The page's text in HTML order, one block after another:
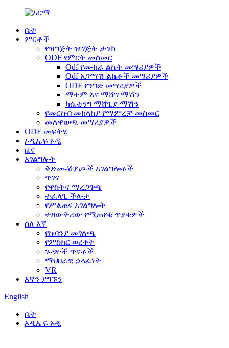
ቤት
ምርቶች
የዝግጅት ዝግጅት ታንክ
ODF የምርት መስመር
Odf የሙከራ ልኬት መሣሪያዎች
Odf አጋማሽ ልኬቶች መሣሪያዎች
ODF የንግድ መሣሪያዎች
ማተም እና ማሸግ ማሽን
ካሴቲንግ ማሸጊያ ማሽን
የመርከብ መከላከያ የማምረቻ መስመር
መለዋወጫ መሣሪያዎች
ODF መፍትሄ
ኦዲኤፍ ኦዲ
ዜና
አገልግሎት
ቅድመ-ሽያጮች አገልግሎቶች
ጥገና
የዋስትና ማረጋገጫ
ተፈላጊ ችሎታ
የሥልጠና አገልግሎት
ተዘውትረው የሚጠየቁ ጥያቄዎች
ስለ እኛ
የኩባንያ መገለጫ
የምስክር ወረቀት
ጉዳዮች ጥናቶች
ማህበራዊ ኃላፊነት
VR
እኛን ያግኙን
English
ቤት
ኦዲኤፍ ኦዲ